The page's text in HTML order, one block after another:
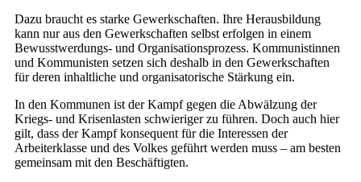
Dazu braucht es starke Gewerkschaften. Ihre Herausbildung
kann nur aus den Gewerkschaften selbst erfolgen in einem
Bewusstwerdungs- und Organisationsprozess. Kommunistinnen
und Kommunisten setzen sich deshalb in den Gewerkschaften
für deren inhaltliche und organisatorische Stärkung ein.
In den Kommunen ist der Kampf gegen die Abwälzung der
Kriegs- und Krisenlasten schwieriger zu führen. Doch auch hier
gilt, dass der Kampf konsequent für die Interessen der
Arbeiterklasse und des Volkes geführt werden muss – am besten
gemeinsam mit den Beschäftigten.